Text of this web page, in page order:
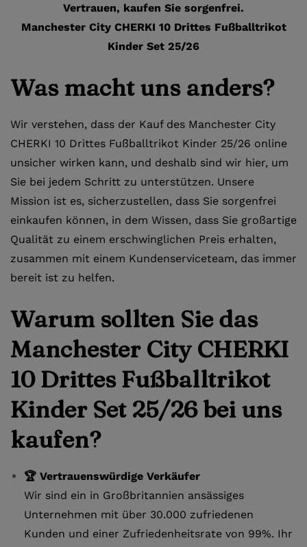
Vertrauen, kaufen Sie sorgenfrei.
Manchester City CHERKI 10 Drittes Fußballtrikot
Kinder Set 25/26
Was macht uns anders?
Wir verstehen, dass der Kauf des Manchester City
CHERKI 10 Drittes Fußballtrikot Kinder 25/26 online
unsicher wirken kann, und deshalb sind wir hier, um
Sie bei jedem Schritt zu unterstützen. Unsere
Mission ist es, sicherzustellen, dass Sie sorgenfrei
einkaufen können, in dem Wissen, dass Sie großartige
Qualität zu einem erschwinglichen Preis erhalten,
zusammen mit einem Kundenserviceteam, das immer
bereit ist zu helfen.
Warum sollten Sie das
Manchester City CHERKI
10 Drittes Fußballtrikot
Kinder Set 25/26 bei uns
kaufen?
🏆 Vertrauenswürdige Verkäufer
Wir sind ein in Großbritannien ansässiges
Unternehmen mit über 30.000 zufriedenen
Kunden und einer Zufriedenheitsrate von 99%. Ihr